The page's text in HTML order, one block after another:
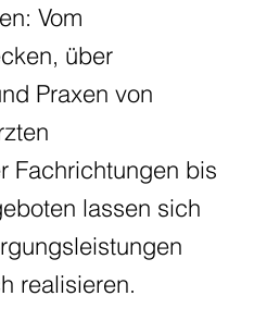
Vom
über
Praxen von
Fachrichtungen bis
lassen sich
realisieren.